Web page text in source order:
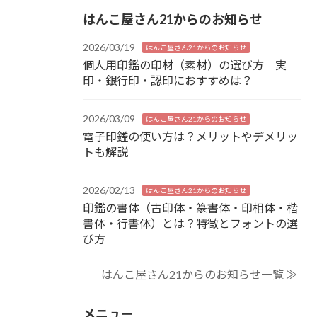
はんこ屋さん21からのお知らせ
2026/03/19 はんこ屋さん21からのお知らせ
個人用印鑑の印材（素材）の選び方｜実
印・銀行印・認印におすすめは？
2026/03/09 はんこ屋さん21からのお知らせ
電子印鑑の使い方は？メリットやデメリッ
トも解説
2026/02/13 はんこ屋さん21からのお知らせ
印鑑の書体（古印体・篆書体・印相体・楷
書体・行書体）とは？特徴とフォントの選
び方
はんこ屋さん21からのお知らせ一覧 ≫
メニュー